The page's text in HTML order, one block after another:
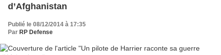
d’Afghanistan
Publié le 08/12/2014 à 17:35
Par RP Defense